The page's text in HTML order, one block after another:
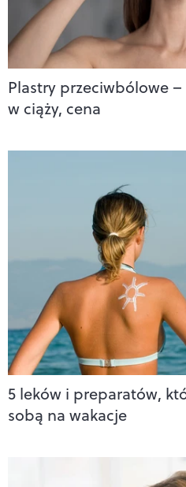
Plastry przeciwbólowe
w ciąży, cena
5 leków i preparatów,
sobą na wakacje